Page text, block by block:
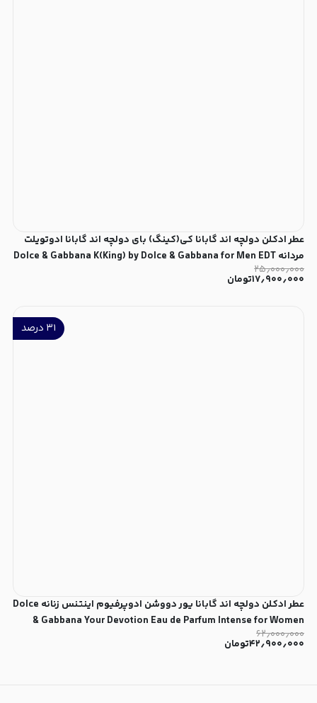
عطر ادکلن دولچه اند گابانا کی(کینگ) بای دولچه اند گابانا ادوتویلت
مردانه Dolce & Gabbana K(King) by Dolce & Gabbana for Men EDT
۲۵٫۰۰۰٫۰۰۰
۱۷٫۹۰۰٫۰۰۰تومان
۳۱ درصد
عطر ادکلن دولچه اند گابانا یور دووشن ادوپرفیوم اینتنس زنانه Dolce
& Gabbana Your Devotion Eau de Parfum Intense for Women
۶۲٫۰۰۰٫۰۰۰
۴۲٫۹۰۰٫۰۰۰تومان